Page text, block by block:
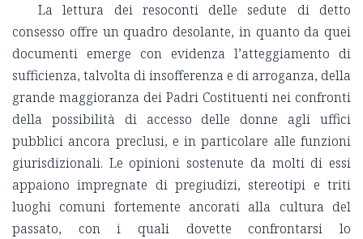
La lettura dei resoconti delle sedute di detto
consesso offre un quadro desolante, in quanto da quei
documenti emerge con evidenza l’atteggiamento di
sufficienza, talvolta di insofferenza e di arroganza, della
grande maggioranza dei Padri Costituenti nei confronti
della possibilità di accesso delle donne agli uffici
pubblici ancora preclusi, e in particolare alle funzioni
giurisdizionali. Le opinioni sostenute da molti di essi
appaiono impregnate di pregiudizi, stereotipi e triti
luoghi comuni fortemente ancorati alla cultura del
passato, con i quali dovette confrontarsi lo